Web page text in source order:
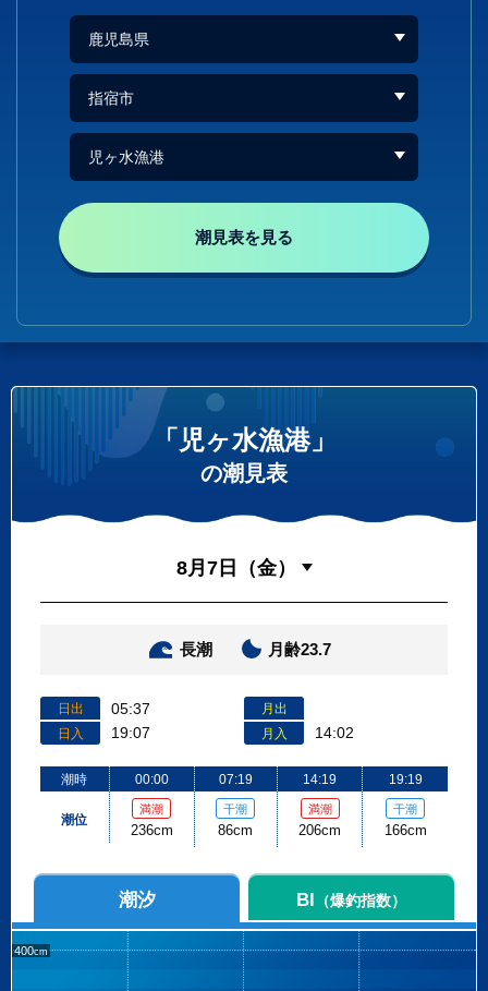
潮見表を見る
「児ヶ水漁港」
の潮見表
長潮 月齢23.7
日出 05:37
日入 19:07
月出
月入
14:02
潮時
潮位
00:00
満潮
236cm
07:19
干潮
86cm
14:19
満潮
206cm
19:19
干潮
166cm
潮汐 BI （爆釣指数）
400